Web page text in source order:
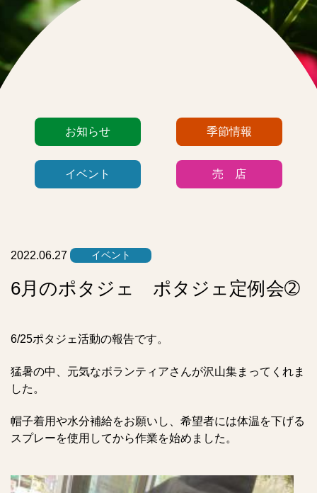
お知らせ 季節情報
イベント 売 店
2022.06.27 イベント
6月のポタジェ ポタジェ定例会➁
6/25ポタジェ活動の報告です。
猛暑の中、元気なボランティアさんが沢山集まってくれま
した。
帽子着用や水分補給をお願いし、希望者には体温を下げる
スプレーを使用してから作業を始めました。